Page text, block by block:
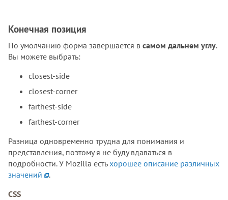
Конечная позиция
По умолчанию форма завершается в самом дальнем углу.
Вы можете выбрать:
closest-side
closest-corner
farthest-side
farthest-corner
Разница одновременно трудна для понимания и
представления, поэтому я не буду вдаваться в
подробности. У Mozilla естьхорошее описание различных
значений
.
CSS